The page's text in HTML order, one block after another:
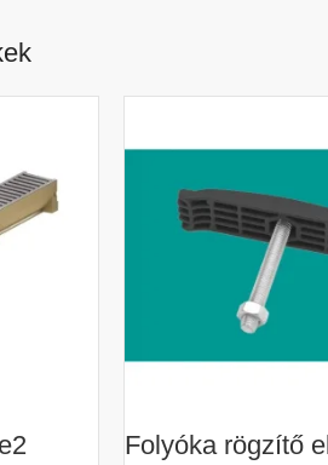
Folyóka rögzítő